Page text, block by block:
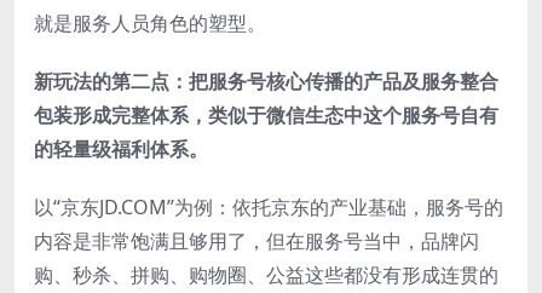
就是服务人员角色的塑型。
新玩法的第二点：把服务号核心传播的产品及服务整合
包装形成完整体系，类似于微信生态中这个服务号自有
的轻量级福利体系。
以“京东JD.COM”为例：依托京东的产业基础，服务号的
内容是非常饱满且够用了，但在服务号当中，品牌闪
购、秒杀、拼购、购物圈、公益这些都没有形成连贯的